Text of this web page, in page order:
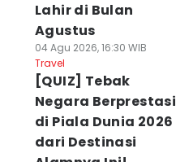
Lahir di Bulan
Agustus
04 Agu 2026, 16:30 WIB
Travel
[QUIZ] Tebak
Negara Berprestasi
di Piala Dunia 2026
dari Destinasi